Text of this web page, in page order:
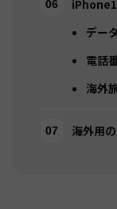
デー
電話
海外
海外用